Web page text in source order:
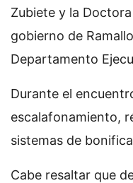
Zubiete y la
gobierno de
Departamento
Durante el
escalafonamiento,
sistemas de
Cabe resaltar que